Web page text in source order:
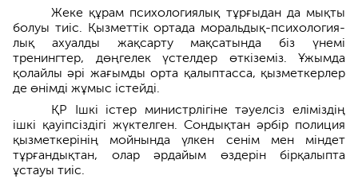
Жеке құрам психологиялық тұр­ғыдан да мықты
болуы тиіс. Қызметтік ортада моральдық-психология­
лық ахуалды жақсарту мақсатында біз үнемі
тренингтер, дөңгелек үстелдер өткіземіз. Ұжымда
қолайлы әрі жағымды орта қалыптасса, қызметкерлер
де өнімді жұмыс істейді.
ҚР Ішкі істер министрлігіне тәуелсіз еліміздің
ішкі қауіпсіздігі жүктелген. Сондықтан әрбір полиция
қызметкерінің мойнында үлкен сенім мен міндет
тұрғандықтан, олар әрдайым өздерін бірқалыпта
ұстауы тиіс.